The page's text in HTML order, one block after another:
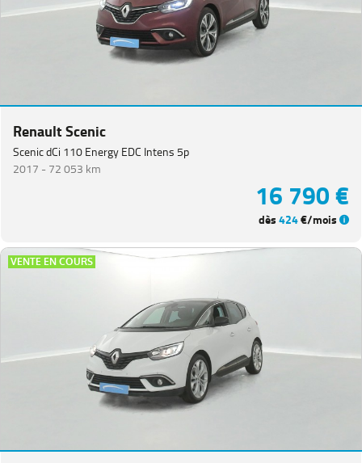
Renault Scenic
Scenic dCi 110 Energy EDC Intens 5p
2017 -72 053 km
16 790 €
dès424€/mois
VENTE EN COURS